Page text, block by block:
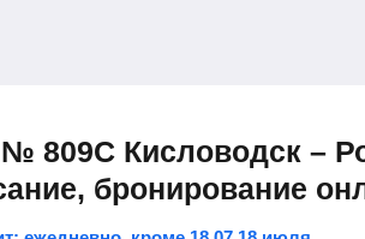
809С Кисловодск –
бронирование